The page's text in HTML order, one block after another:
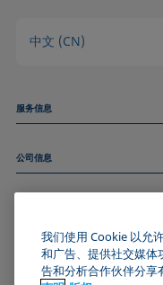
中文 (CN)
服务信息
技术服务
和我们取得联系
公司信息
关于我们
数据隐私声明
加入KRÜSS社区
我们使用 Cookie 以允
和广告、提供社交媒体
告和分析合作伙伴分享